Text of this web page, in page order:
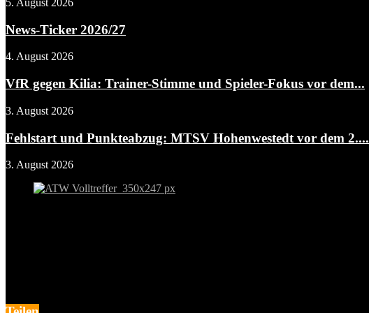
5. August 2026
News-Ticker 2026/27
4. August 2026
VfR gegen Kilia: Trainer-Stimme und Spieler-Fokus vor dem...
3. August 2026
Fehlstart und Punkteabzug: MTSV Hohenwestedt vor dem 2....
3. August 2026